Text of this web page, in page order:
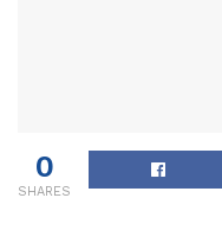
0
SHARES